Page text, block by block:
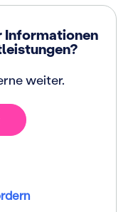
Informationen
weiter.